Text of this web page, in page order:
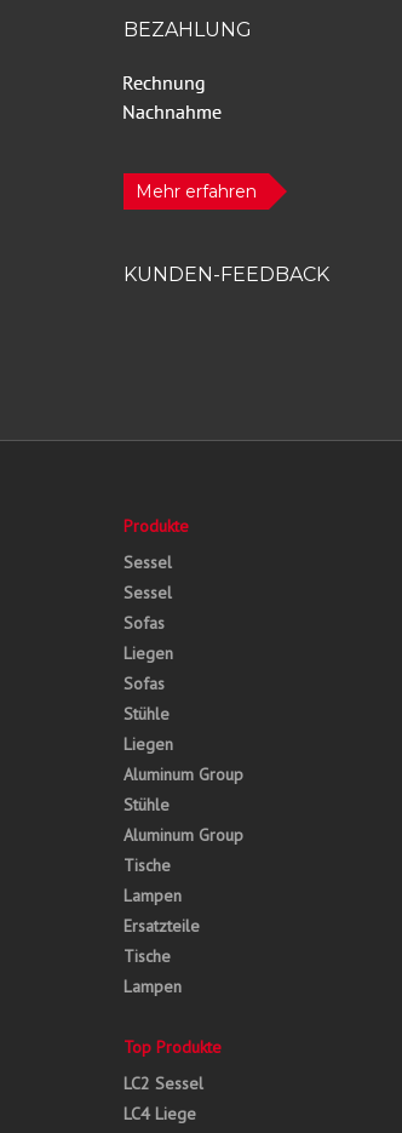
BEZAHLUNG
Mehr erfahren
KUNDEN-FEEDBACK
Produkte
Sessel
Sessel
Sofas
Liegen
Sofas
Stühle
Liegen
Aluminum Group
Stühle
Aluminum Group
Tische
Lampen
Ersatzteile
Tische
Lampen
Top Produkte
LC2 Sessel
LC4 Liege